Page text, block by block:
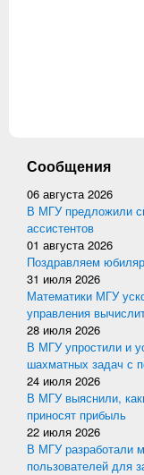
Сообщения
06 августа 2026
В МГУ предложили
ассистентов
01 августа 2026
Поздравляем
31 июля 2026
Математики МГУ
управления
28 июля 2026
В МГУ упростили и
шахматных задач с
24 июля 2026
В МГУ выяснили,
приносят прибыль
22 июля 2026
В МГУ разработали
пользователей для